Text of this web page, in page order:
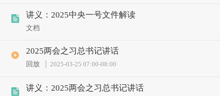
讲义：2025中央一号文件解读
文档
2025两会之习总书记讲话
回放 2025-03-25 07:00-08:00
讲义：2025两会之习总书记讲话